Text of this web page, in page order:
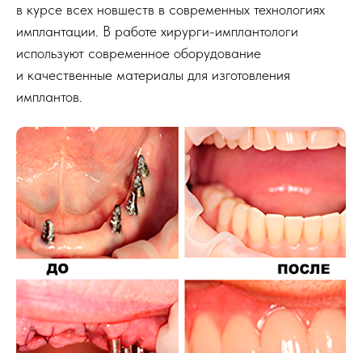
в курсе всех новшеств в современных технологиях
имплантации. В работе хирурги-имплантологи
используют современное оборудование
и качественные материалы для изготовления
имплантов.
15
лет опыта
Гаврик
Сергей Александрович
Главный врач